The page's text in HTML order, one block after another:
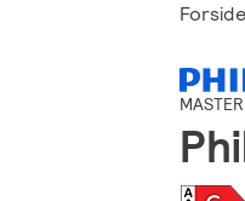
Forside